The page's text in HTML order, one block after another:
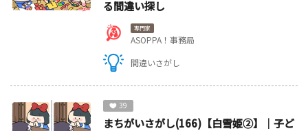
る間違い探し
専門家
ASOPPA！事務局
間違いさがし
39
まちがいさがし(166)【白雪姫②】｜子ど